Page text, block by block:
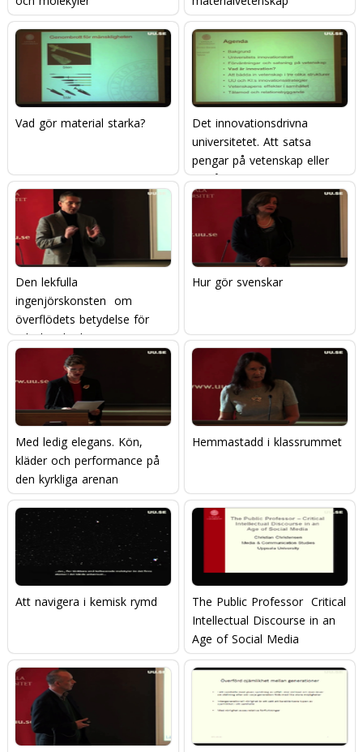
Vad gör material starka?
Det innovationsdrivna
universitetet. Att satsa
pengar på vetenskap eller
att låta innovationer växa
fram?
Den lekfulla
ingenjörskonsten  om
överflödets betydelse för
teknik och ekonomi
Hur gör svenskar
Med ledig elegans. Kön,
kläder och performance på
den kyrkliga arenan
Hemmastadd i klassrummet
Att navigera i kemisk rymd
The Public Professor  Critical
Intellectual Discourse in an
Age of Social Media